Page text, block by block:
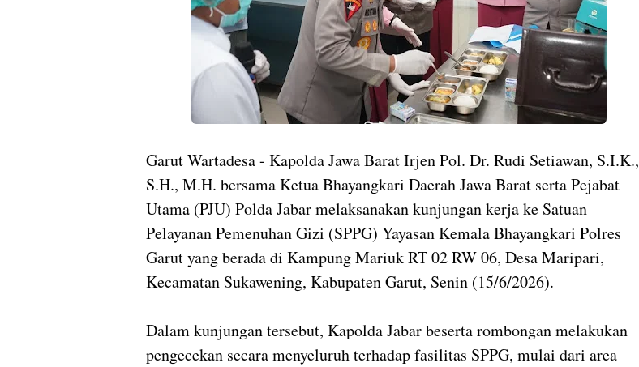
Garut Wartadesa - Kapolda Jawa Barat Irjen Pol. Dr. Rudi Setiawan, S.I.K.,
S.H., M.H. bersama Ketua Bhayangkari Daerah Jawa Barat serta Pejabat
Utama (PJU) Polda Jabar melaksanakan kunjungan kerja ke Satuan
Pelayanan Pemenuhan Gizi (SPPG) Yayasan Kemala Bhayangkari Polres
Garut yang berada di Kampung Mariuk RT 02 RW 06, Desa Maripari,
Kecamatan Sukawening, Kabupaten Garut, Senin (15/6/2026).
Dalam kunjungan tersebut, Kapolda Jabar beserta rombongan melakukan
pengecekan secara menyeluruh terhadap fasilitas SPPG, mulai dari area